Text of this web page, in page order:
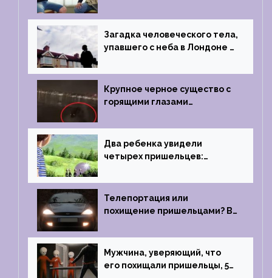
1996 году
Загадка человеческого тела,
упавшего с неба в Лондоне в
Крупное черное существо с
горящими глазами
Два ребенка увидели
четырех пришельцев:
1967 году
Телепортация или
похищение пришельцами? В
случай произошел с семьей
из Аргентины
Мужчина, уверяющий, что
его похищали пришельцы, 5